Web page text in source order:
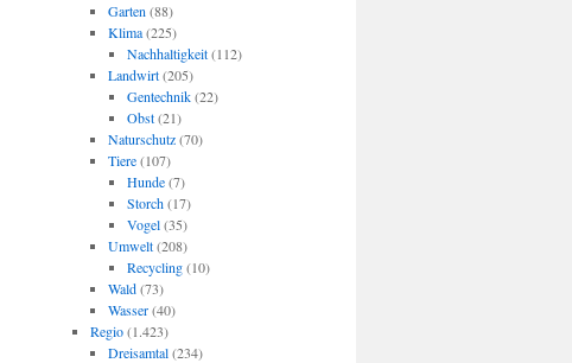
Garten (88)
Klima(225)
Nachhaltigkeit(112)
Landwirt(205)
Gentechnik(22)
Obst(21)
Naturschutz(70)
Tiere(107)
Hunde(7)
Storch(17)
Vogel(35)
Umwelt(208)
Recycling(10)
Wald(73)
Wasser(40)
Regio(1.423)
Dreisamtal(234)